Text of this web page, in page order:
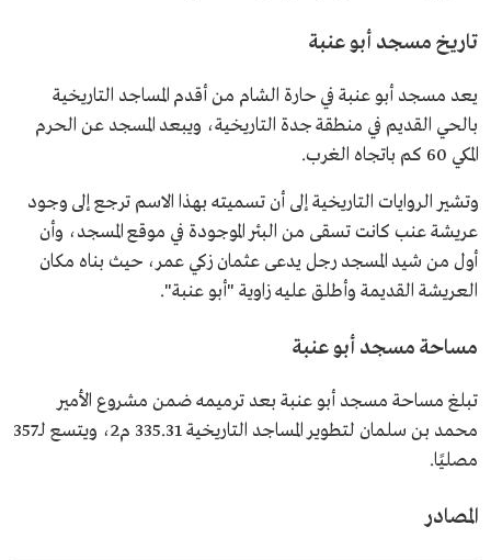
تاريخ مسجد أبو عنبة
يعد مسجد أبو عنبة في حارة الشام من أقدم المساجد التاريخية
بالحي القديم في منطقة جدة التاريخية، ويبعد المسجد عن الحرم
المكي 60 كم باتجاه الغرب.
وتشير الروايات التاريخية إلى أن تسميته بهذا الاسم ترجع إلى وجود
عريشة عنب كانت تسقى من البئر الموجودة في موقع المسجد، وأن
أول من شيد المسجد رجل يدعى عثمان زكي عمر، حيث بناه مكان
العريشة القديمة وأطلق عليه زاوية "أبو عنبة".
مساحة مسجد أبو عنبة
تبلغ مساحة مسجد أبو عنبة بعد ترميمه ضمن مشروع الأمير
محمد بن سلمان لتطوير المساجد التاريخية 335.31 م2، ويتسع لـ357
مصليًا.
المصادر